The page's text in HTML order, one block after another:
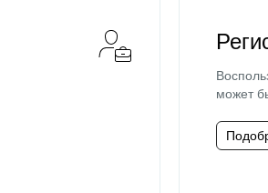
может